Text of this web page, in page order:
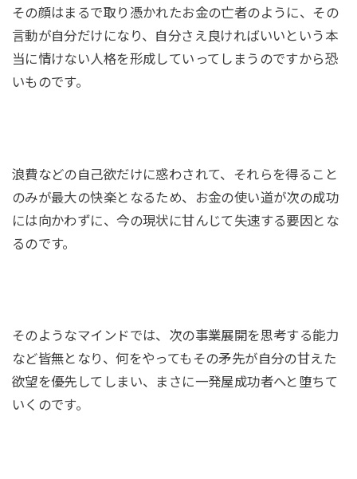
その顔はまるで取り憑かれたお金の亡者のように、その
言動が自分だけになり、自分さえ良ければいいという本
当に情けない人格を形成していってしまうのですから恐
いものです。
浪費などの自己欲だけに惑わされて、それらを得ること
のみが最大の快楽となるため、お金の使い道が次の成功
には向かわずに、今の現状に甘んじて失速する要因とな
るのです。
そのようなマインドでは、次の事業展開を思考する能力
など皆無となり、何をやってもその矛先が自分の甘えた
欲望を優先してしまい、まさに一発屋成功者へと堕ちて
いくのです。